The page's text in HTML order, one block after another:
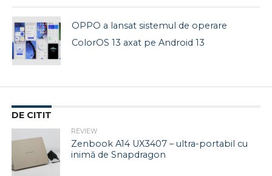
OPPO a lansat sistemul de operare
ColorOS 13 axat pe Android 13
DE CITIT
REVIEW
Zenbook A14 UX3407 – ultra-portabil cu
inimă de Snapdragon